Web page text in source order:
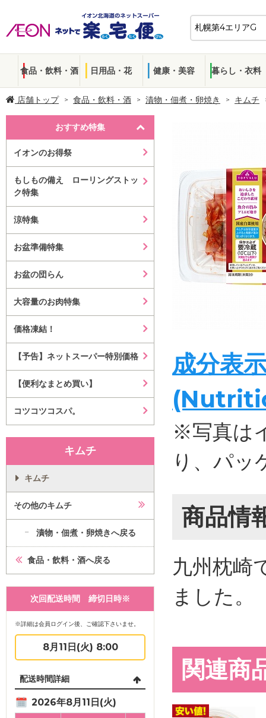
食品・飲料・酒 日用品・花 健康・美容 暮らし・衣料
店舗トップ 食品・飲料・酒 漬物・佃煮・卵焼き キムチ
おすすめ特集
イオンのお得祭
もしもの備え ローリングストッ
ク特集
涼特集
お盆準備特集
お盆の団らん
大容量のお肉特集
価格凍結！
【予告】ネットスーパー特別価格
【便利なまとめ買い】
コツコツコスパ。
キムチ
キムチ
その他のキムチ
漬物・佃煮・卵焼きへ戻る
食品・飲料・酒へ戻る
次回配送時間 締切日時※
※詳細は会員ログイン後、ご確認下さいませ。
8月11日(火) 8:00
配送時間詳細
2026年8月11日(火)
成分表
※写真は
り、パッ
商品情
九州枕崎
ました。
関連商